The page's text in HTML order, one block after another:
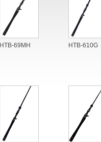
HTB-69MH HTB-610G